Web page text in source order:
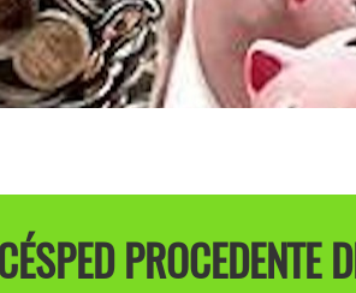
PROCEDENTE